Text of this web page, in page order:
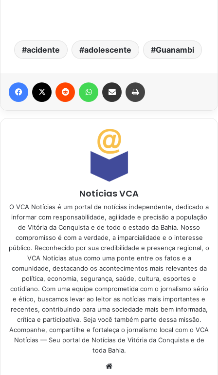
acidente adolescente Guanambi
Facebook Reddit WhatsAppCompartilhar via e-mail
Notícias VCA
O VCA Notícias é um portal de notícias independente, dedicado a
informar com responsabilidade, agilidade e precisão a população
de Vitória da Conquista e de todo o estado da Bahia. Nosso
compromisso é com a verdade, a imparcialidade e o interesse
público. Reconhecido por sua credibilidade e presença regional, o
VCA Notícias atua como uma ponte entre os fatos e a
comunidade, destacando os acontecimentos mais relevantes da
política, economia, segurança, saúde, cultura, esportes e
cotidiano. Com uma equipe comprometida com o jornalismo sério
e ético, buscamos levar ao leitor as notícias mais importantes e
recentes, contribuindo para uma sociedade mais bem informada,
crítica e participativa. Seja você também parte dessa missão.
Acompanhe, compartilhe e fortaleça o jornalismo local com o VCA
Notícias — Seu portal de Notícias de Vitória da Conquista e de
toda Bahia.